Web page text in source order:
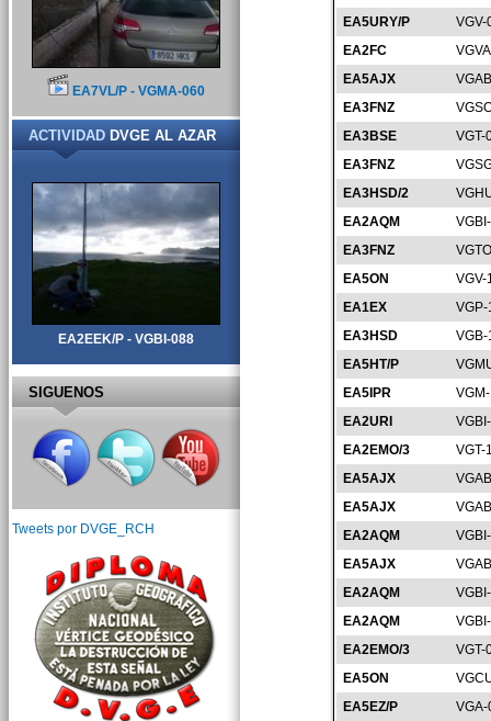
EA5URY/P
VGV-
EA2FC
EA5AJX
EA3FNZ
EA3BSE
VGT-
EA3FNZ
EA3HSD/2
EA2AQM
EA3FNZ
EA5ON
VGV-
EA1EX
EA3HSD
EA5HT/P
EA5IPR
EA2URI
EA2EMO/3
VGT-
EA5AJX
EA5AJX
EA2AQM
EA5AJX
EA2AQM
EA2AQM
EA2EMO/3
VGT-
EA5ON
EA5EZ/P
EA7VL/P - VGMA-060
ACTIVIDADDVGE AL AZAR
EA2EEK/P - VGBI-088
SIGUENOS
Tweets por DVGE_RCH